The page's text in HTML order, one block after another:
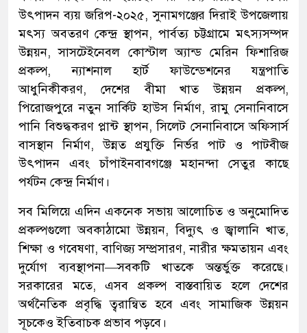
উৎপাদন ব্যয় জরিপ-২০২৫, সুনামগঞ্জের দিরাই উপজেলায়
মৎস্য অবতরণ কেন্দ্র স্থাপন, পার্বত্য চট্টগ্রামে মৎস্যসম্পদ
উন্নয়ন, সাসটেইনেবল কোস্টাল অ্যান্ড মেরিন ফিশারিজ
প্রকল্প, ন্যাশনাল হার্ট ফাউন্ডেশনের যন্ত্রপাতি
আধুনিকীকরণ, দেশের বীমা খাত উন্নয়ন প্রকল্প,
পিরোজপুরে নতুন সার্কিট হাউস নির্মাণ, রামু সেনানিবাসে
পানি বিশুদ্ধকরণ প্লান্ট স্থাপন, সিলেট সেনানিবাসে অফিসার্স
বাসস্থান নির্মাণ, উন্নত প্রযুক্তি নির্ভর পাট ও পাটবীজ
উৎপাদন এবং চাঁপাইনবাবগঞ্জে মহানন্দা সেতুর কাছে
পর্যটন কেন্দ্র নির্মাণ।
সব মিলিয়ে এদিন একনেক সভায় আলোচিত ও অনুমোদিত
প্রকল্পগুলো অবকাঠামো উন্নয়ন, বিদ্যুৎ ও জ্বালানি খাত,
শিক্ষা ও গবেষণা, বাণিজ্য সম্প্রসারণ, নারীর ক্ষমতায়ন এবং
দুর্যোগ ব্যবস্থাপনা—সবকটি খাতকে অন্তর্ভুক্ত করেছে।
সরকারের মতে, এসব প্রকল্প বাস্তবায়িত হলে দেশের
অর্থনৈতিক প্রবৃদ্ধি ত্বরান্বিত হবে এবং সামাজিক উন্নয়ন
সূচকেও ইতিবাচক প্রভাব পড়বে।